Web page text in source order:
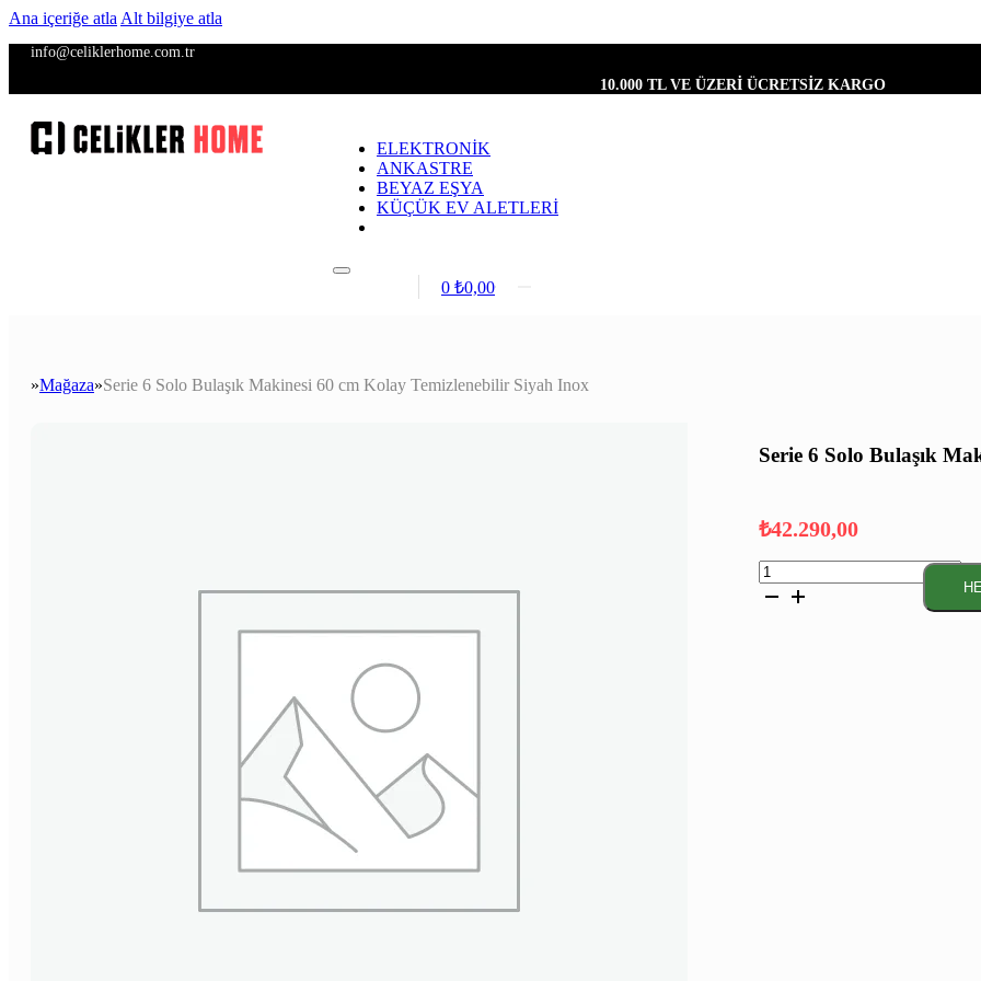
Ana içeriğe atla Alt bilgiye atla
info@celiklerhome.com.tr
10.000 TL VE ÜZERİ ÜCRETSİZ KARGO
ELEKTRONİK
ANKASTRE
BEYAZ EŞYA
KÜÇÜK EV ALETLERİ
0 ₺0,00
Anasayfa
Mağaza Serie 6 Solo Bulaşık Makinesi 60 cm Kolay Temizlenebilir Siyah Inox
Serie 6 Solo Bulaşık
₺42.290,00
Serie
6 Solo
Bulaşık